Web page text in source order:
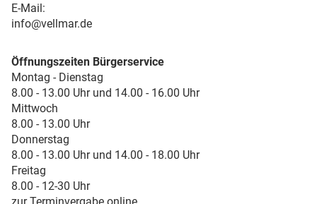
E-Mail:
info@vellmar.de
Öffnungszeiten Bürgerservice
Montag - Dienstag
8.00 - 13.00 Uhr und 14.00 - 16.00 Uhr
Mittwoch
8.00 - 13.00 Uhr
Donnerstag
8.00 - 13.00 Uhr und 14.00 - 18.00 Uhr
Freitag
8.00 - 12-30 Uhr